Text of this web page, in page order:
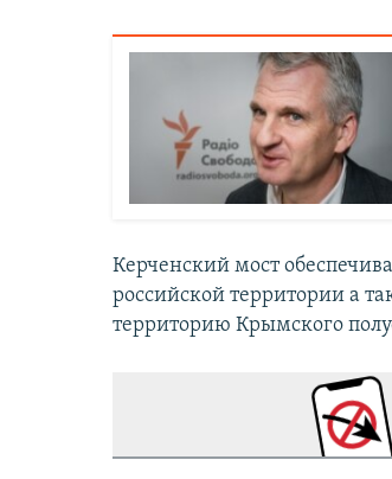
Керченский мост
российской территории а
территорию Крымского